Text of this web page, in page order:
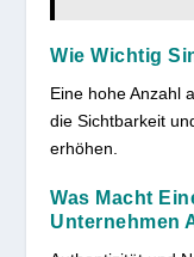
Wie Wichtig
Eine hohe Anzahl
die Sichtbarkeit
erhöhen.
Was Macht
Unternehmen